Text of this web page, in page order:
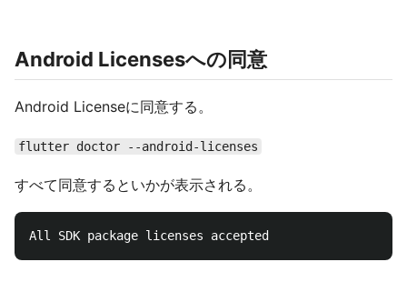
Android Licensesへの同意
Android Licenseに同意する。
flutter doctor --android-licenses
すべて同意するといかが表示される。